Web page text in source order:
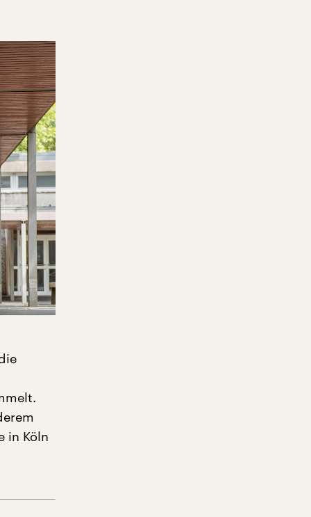
in Köln